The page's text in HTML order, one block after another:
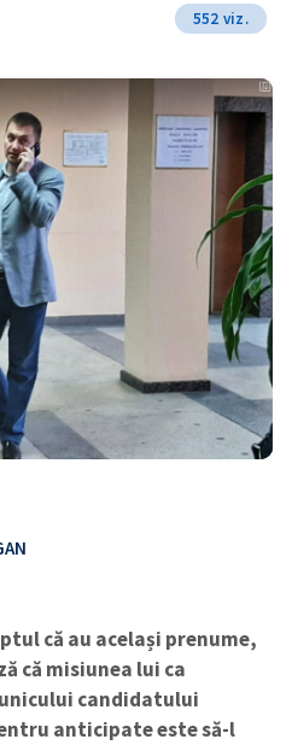
552 viz.
că au același prenume,
că misiunea lui ca
candidatului
anticipate este să-l